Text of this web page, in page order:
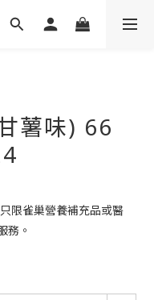
薯味) 66
限雀巢營養補充品或醫
務。